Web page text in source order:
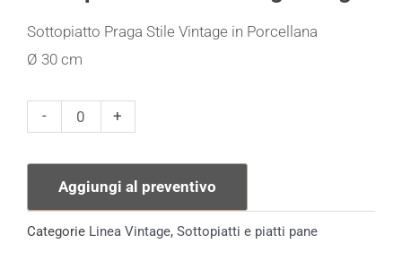
Sottopiatto Praga Stile Vintage in Porcellana
Ø 30 cm
-
Sottopiatto
Vintage
Praga
quantità
+
Aggiungi al preventivo
Categorie Linea Vintage, Sottopiatti e piatti pane